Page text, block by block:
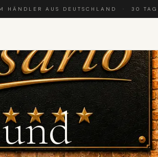
HÄNDLER AUS DEUTSCHLAND · 30